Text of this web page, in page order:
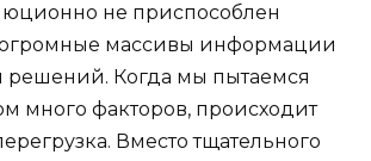
не приспособлен
огромные массивы информации
решений. Когда мы пытаемся
много факторов, происходит
Вместо тщательного